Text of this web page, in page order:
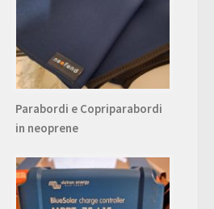
Parabordi e Copriparabordi
in neoprene